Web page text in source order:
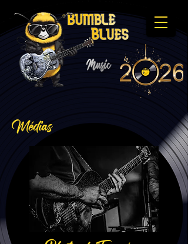
Médias